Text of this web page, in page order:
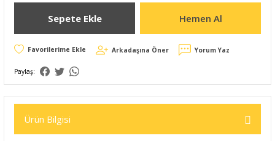
Sepete Ekle Hemen Al
Arkadaşına Öner Yorum Yaz
Paylaş:
Ürün Bilgisi